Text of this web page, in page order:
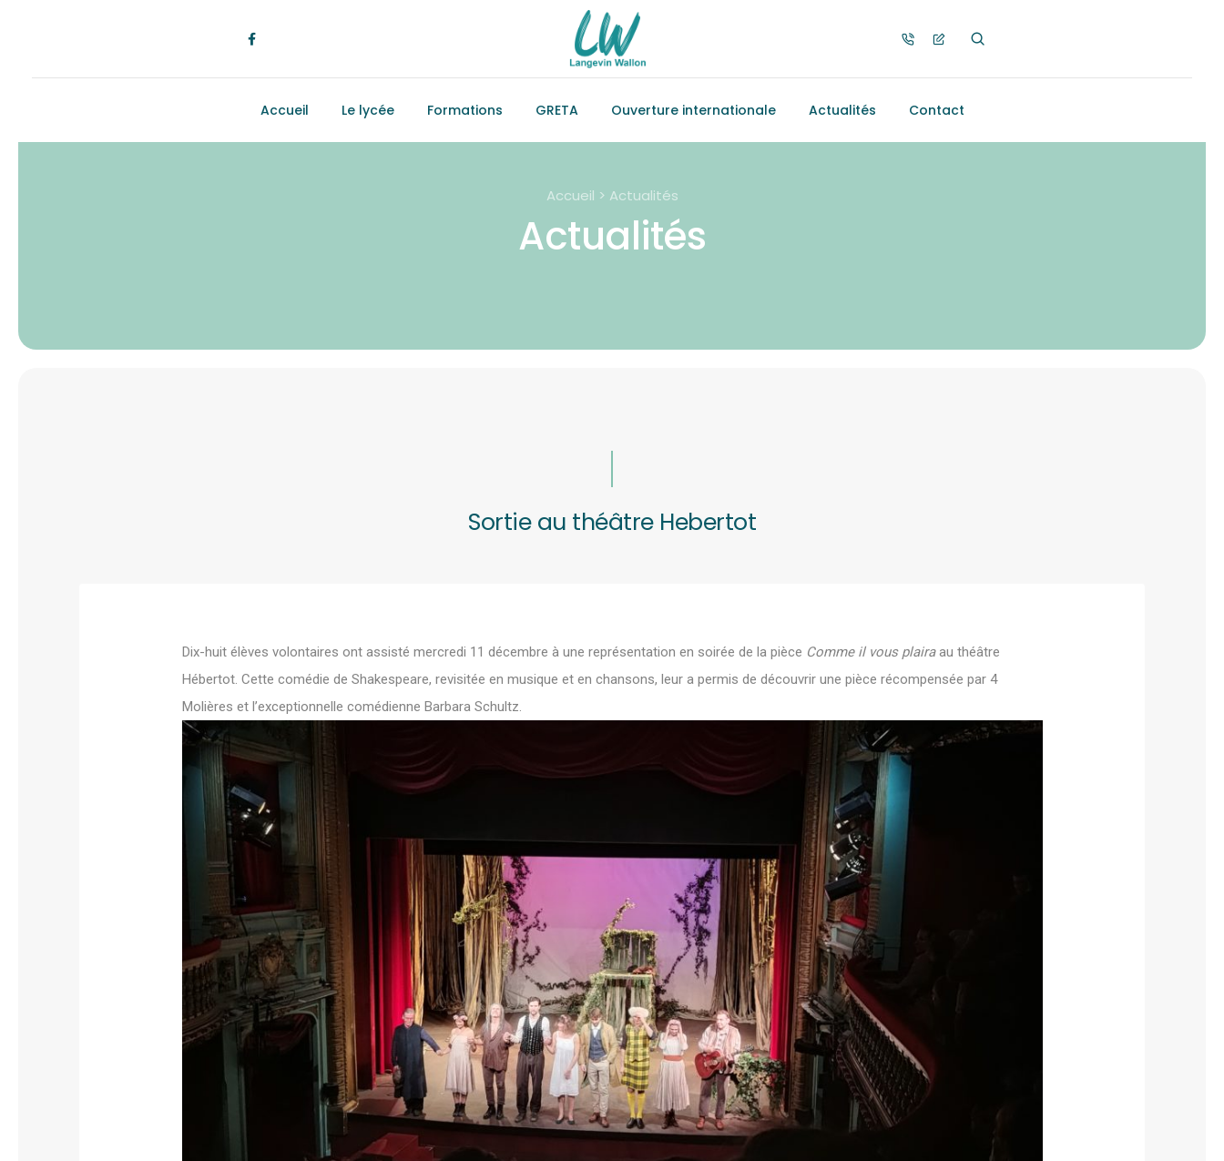
Accueil Le lycée Formations GRETA Ouverture internationale Actualités Contact
Accueil > Actualités
Actualités
Sortie au théâtre Hebertot
Dix-huit élèves volontaires ont assisté mercredi 11 décembre à une représentation en soirée de la pièce Comme il vous plairaau théâtre
Hébertot. Cette comédie de Shakespeare, revisitée en musique et en chansons, leur a permis de découvrir une pièce récompensée par 4
Molières et l’exceptionnelle comédienne Barbara Schultz.